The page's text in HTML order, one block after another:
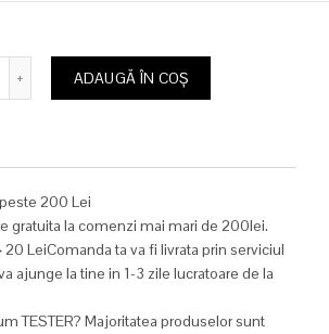
ADAUGĂ ÎN COȘ
200 Lei
gratuita la comenzi mai mari de 200lei.
20 LeiComanda ta va fi livrata prin serviciul
ajunge la tine in 1-3 zile lucratoare de la
TESTER? Majoritatea produselor sunt